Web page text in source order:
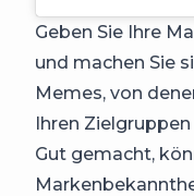
Geben Sie Ihre
und machen Sie
Memes, von
Ihren
Gut gemacht,